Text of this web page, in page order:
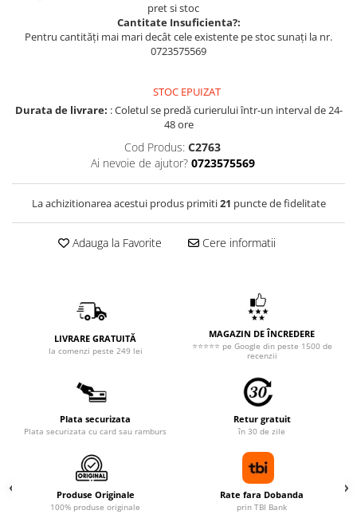
pret si stoc
Cantitate Insuficienta?:
Pentru cantități mai mari decât cele existente pe stoc sunați la nr.
0723575569
STOC EPUIZAT
Durata de livrare: : Coletul se predă curierului într-un interval de 24-
48 ore
Cod Produs: C2763
Ai nevoie de ajutor? 0723575569
La achizitionarea acestui produs primiti21 puncte de fidelitate
Adauga la Favorite Cere informatii
LIVRARE GRATUITĂ
la comenzi peste 249 lei
MAGAZIN DE ÎNCREDERE
⭐⭐⭐⭐⭐ pe Google din peste 1500 de
recenzii
Plata securizata
Plata securizata cu card sau ramburs
Retur gratuit
în 30 de zile
Produse Originale
100% produse originale
Rate fara Dobanda
prin TBI Bank